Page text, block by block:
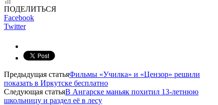
ПОДЕЛИТЬСЯ
Facebook
Twitter
Предыдущая статьяФильмы «Училка» и «Цензор» решили
показать в Иркутске бесплатно
Следующая статьяВ Ангарске маньяк похитил 13-летнюю
школьницу и раздел её в лесу